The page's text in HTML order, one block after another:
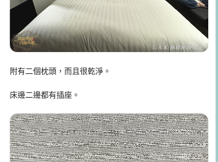
附有二個枕頭，而且很乾淨。
床邊二邊都有插座。